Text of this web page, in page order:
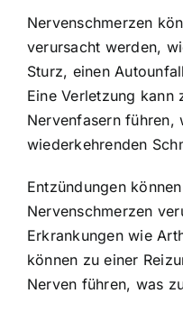
Nervenschmerzen
verursacht werden,
Sturz, einen
Eine Verletzung kann
Nervenfasern führen,
wiederkehrenden
Entzündungen
Nervenschmerzen
Erkrankungen wie
können zu einer
Nerven führen, was